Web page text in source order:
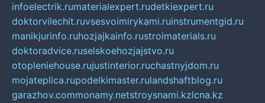
infoelectrik.rumaterialexpert.rudetkiexpert.ru
doktorvilechit.ruvsesvoimirykami.ruinstrumentgid.ru
manikjurinfo.ruhozjajkainfo.rustroimaterials.ru
doktoradvice.ruselskoehozjajstvo.ru
otopleniehouse.rujustinterior.ruchastnyjdom.ru
mojateplica.rupodelkimaster.rulandshaftblog.ru
garazhov.commonamy.netstroysnami.kzlcna.kz